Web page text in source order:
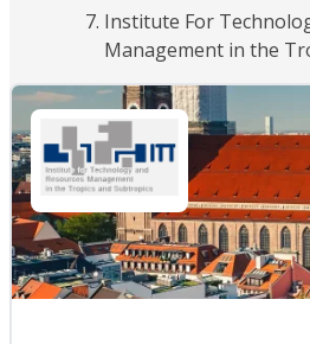
Institute For
Management in the